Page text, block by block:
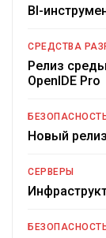
BI-
СРЕДСТВА
Релиз
OpenIDE Pro
Новый
СЕРВЕРЫ